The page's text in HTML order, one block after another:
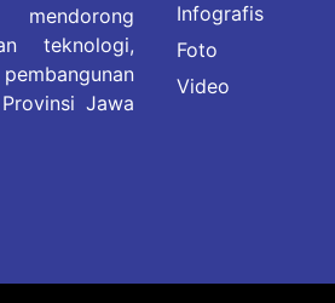
teknologi,
Jawa
Infografis
Foto
Video